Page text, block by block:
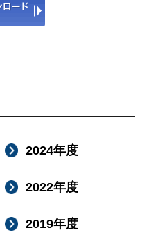
2024年度
2022年度
2019年度